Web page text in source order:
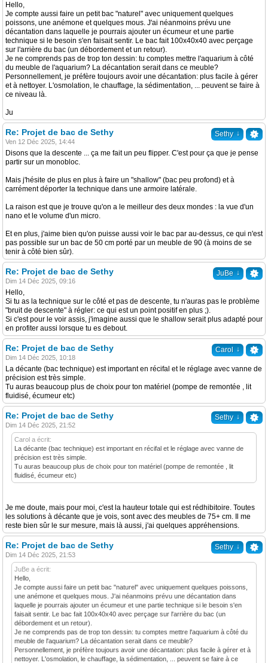
Hello,
Je compte aussi faire un petit bac "naturel" avec uniquement quelques
poissons, une anémone et quelques mous. J'ai néanmoins prévu une
décantation dans laquelle je pourrais ajouter un écumeur et une partie
technique si le besoin s'en faisait sentir. Le bac fait 100x40x40 avec perçage
sur l'arrière du bac (un débordement et un retour).
Je ne comprends pas de trop ton dessin: tu comptes mettre l'aquarium à côté
du meuble de l'aquarium? La décantation serait dans ce meuble?
Personnellement, je préfère toujours avoir une décantation: plus facile à gérer
et à nettoyer. L'osmolation, le chauffage, la sédimentation, ... peuvent se faire à
ce niveau là.
Ju
Sethy ↓
Re: Projet de bac de Sethy
Ven 12 Déc 2025, 14:44
Disons que la descente ... ça me fait un peu flipper. C'est pour ça que je pense
partir sur un monobloc.
Mais j'hésite de plus en plus à faire un "shallow" (bac peu profond) et à
carrément déporter la technique dans une armoire latérale.
La raison est que je trouve qu'on a le meilleur des deux mondes : la vue d'un
nano et le volume d'un micro.
Et en plus, j'aime bien qu'on puisse aussi voir le bac par au-dessus, ce qui n'est
pas possible sur un bac de 50 cm porté par un meuble de 90 (à moins de se
tenir à côté bien sûr).
JuBe ↓
Re: Projet de bac de Sethy
Dim 14 Déc 2025, 09:16
Hello,
Si tu as la technique sur le côté et pas de descente, tu n'auras pas le problème
"bruit de descente" à régler: ce qui est un point positif en plus ;).
Si c'est pour le voir assis, j'imagine aussi que le shallow serait plus adapté pour
en profiter aussi lorsque tu es debout.
Carol ↓
Re: Projet de bac de Sethy
Dim 14 Déc 2025, 10:18
La décante (bac technique) est important en récifal et le réglage avec vanne de
précision est très simple.
Tu auras beaucoup plus de choix pour ton matériel (pompe de remontée , lit
fluidisé, écumeur etc)
Sethy ↓
Re: Projet de bac de Sethy
Dim 14 Déc 2025, 21:52
Carol a écrit:
La décante (bac technique) est important en récifal et le réglage avec vanne de
précision est très simple.
Tu auras beaucoup plus de choix pour ton matériel (pompe de remontée , lit
fluidisé, écumeur etc)
Je me doute, mais pour moi, c'est la hauteur totale qui est rédhibitoire. Toutes
les solutions à décante que je vois, sont avec des meubles de 75+ cm. Il me
reste bien sûr le sur mesure, mais là aussi, j'ai quelques appréhensions.
Sethy ↓
Re: Projet de bac de Sethy
Dim 14 Déc 2025, 21:53
JuBe a écrit:
Hello,
Je compte aussi faire un petit bac "naturel" avec uniquement quelques poissons,
une anémone et quelques mous. J'ai néanmoins prévu une décantation dans
laquelle je pourrais ajouter un écumeur et une partie technique si le besoin s'en
faisait sentir. Le bac fait 100x40x40 avec perçage sur l'arrière du bac (un
débordement et un retour).
Je ne comprends pas de trop ton dessin: tu comptes mettre l'aquarium à côté du
meuble de l'aquarium? La décantation serait dans ce meuble?
Personnellement, je préfère toujours avoir une décantation: plus facile à gérer et à
nettoyer. L'osmolation, le chauffage, la sédimentation, ... peuvent se faire à ce